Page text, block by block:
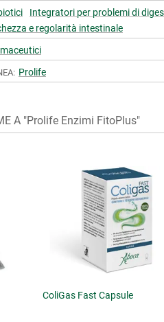
Integratori per problemi di
e regolarità intestinale
Prolife
A "Prolife Enzimi FitoPlus"
ColiGas Fast Capsule